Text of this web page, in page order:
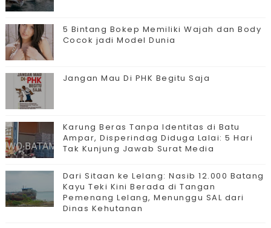
5 Bintang Bokep Memiliki Wajah dan Body
Cocok jadi Model Dunia
Jangan Mau Di PHK Begitu Saja
Karung Beras Tanpa Identitas di Batu
Ampar, Disperindag Diduga Lalai: 5 Hari
Tak Kunjung Jawab Surat Media
Dari Sitaan ke Lelang: Nasib 12.000 Batang
Kayu Teki Kini Berada di Tangan
Pemenang Lelang, Menunggu SAL dari
Dinas Kehutanan